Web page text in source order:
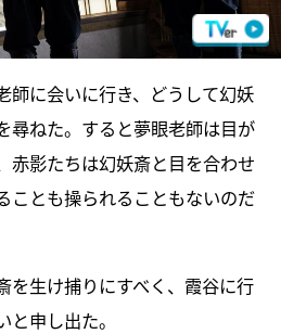
師に会いに行き、どうして幻妖
尋ねた。すると夢眼老師は目が
赤影たちは幻妖斎と目を合わせ
ことも操られることもないのだ
を生け捕りにすべく、霞谷に行
申し出た。